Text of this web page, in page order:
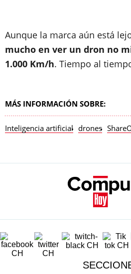
Aunque la marca aún está
mucho en ver un dron no
1.000 Km/h. Tiempo al
MÁS INFORMACIÓN SOBRE:
Inteligencia artificial drones